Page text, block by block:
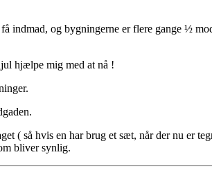
indmad, og bygningerne er flere gange ½
hjælpe mig med at nå !
( så hvis en har brug et sæt, når der nu er
bliver synlig.